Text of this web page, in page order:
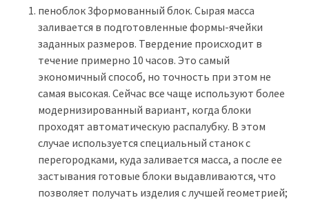
пеноблок 3формованный блок. Сырая масса
заливается в подготовленные формы-ячейки
заданных размеров. Твердение происходит в
течение примерно 10 часов. Это самый
экономичный способ, но точность при этом не
самая высокая. Сейчас все чаще используют более
модернизированный вариант, когда блоки
проходят автоматическую распалубку. В этом
случае используется специальный станок с
перегородками, куда заливается масса, а после ее
застывания готовые блоки выдавливаются, что
позволяет получать изделия с лучшей геометрией;